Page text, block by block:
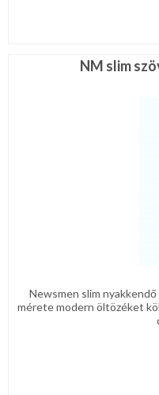
NM slim
Newsmen slim
mérete modern öltözéket